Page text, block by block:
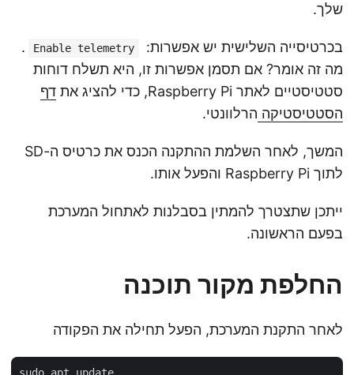
שלך.
בכרטיסייה השלישית יש אפשרות: Enable telemetry
.
מה זה אומר? אם תסמן אפשרות זו, היא תשלח דוחות
סטטיסטיים לאתר Raspberry Pi, כדי להציג את
דף
הסטטיסטיקה הרלוונטי.
המשך, לאחר השלמת ההתקנה הכנס את כרטיס ה-SD
לתוך Raspberry Pi והפעל אותו.
ייתכן שתצטרך להמתין בסבלנות לאתחול המערכת
בפעם הראשונה.
החלפת מקור תוכנה
לאחר התקנת המערכת, הפעל תחילה את הפקודה